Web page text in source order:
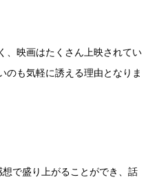
、映画はたくさん上映されてい
のも気軽に誘える理由となりま
で盛り上がることができ、話